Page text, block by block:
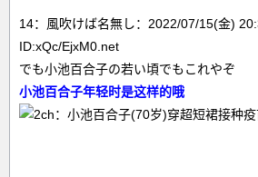
14：風吹けば名無し：2022/07/15(金)
ID:xQc/EjxM0.net
でも小池百合子の若い頃でもこれやぞ
小池百合子年轻时是这样的哦